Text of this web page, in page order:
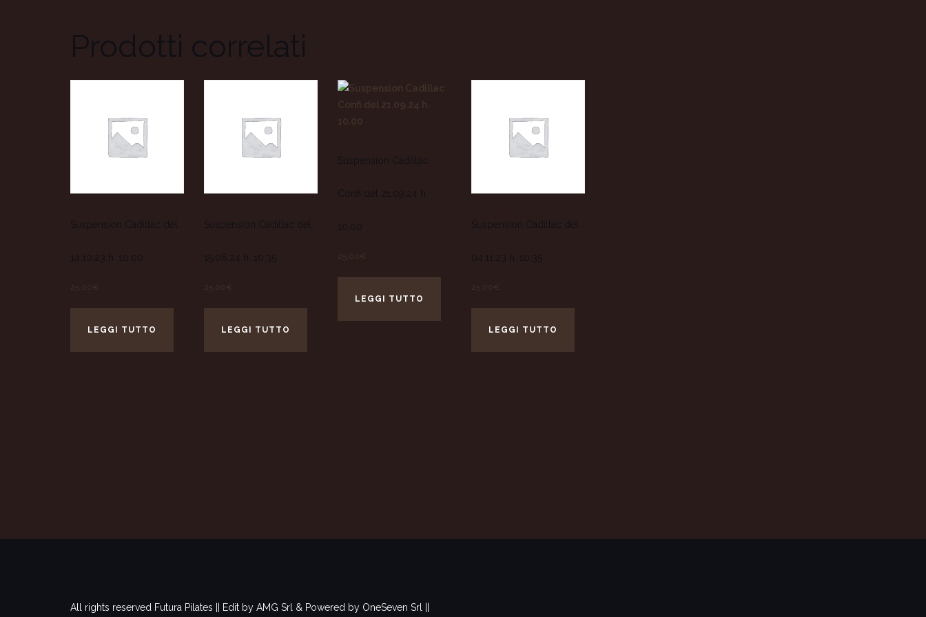
Prodotti correlati
Suspension Cadillac del
14.10.23 h. 10.00
€
LEGGI TUTTO
Suspension Cadillac del
15.06.24 h. 10.35
€
LEGGI TUTTO
Suspension Cadillac
Confi del 21.09.24 h.
10.00
€
LEGGI TUTTO
Suspension Cadillac del
04.11.23 h. 10.35
€
LEGGI TUTTO
All rights reserved Futura Pilates || Edit by AMG Srl & Powered by OneSeven Srl ||